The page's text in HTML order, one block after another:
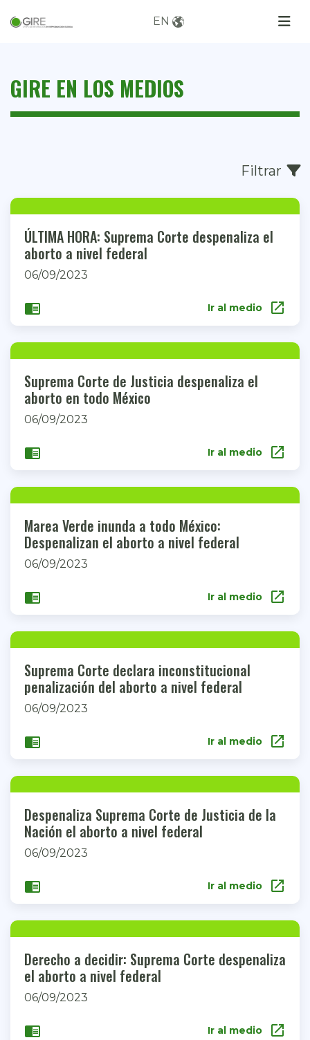
EN
GIRE EN LOS MEDIOS
Filtrar
ÚLTIMA HORA: Suprema Corte despenaliza el
aborto a nivel federal
06/09/2023
chrome_reader_mode Ir al medio open_in_new
Suprema Corte de Justicia despenaliza el
aborto en todo México
06/09/2023
chrome_reader_mode Ir al medio open_in_new
Marea Verde inunda a todo México:
Despenalizan el aborto a nivel federal
06/09/2023
chrome_reader_mode Ir al medio open_in_new
Suprema Corte declara inconstitucional
penalización del aborto a nivel federal
06/09/2023
chrome_reader_mode Ir al medio open_in_new
Despenaliza Suprema Corte de Justicia de la
Nación el aborto a nivel federal
06/09/2023
chrome_reader_mode Ir al medio open_in_new
Derecho a decidir: Suprema Corte despenaliza
el aborto a nivel federal
06/09/2023
chrome_reader_mode Ir al medio open_in_new